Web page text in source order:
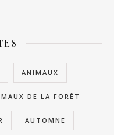
ANIMAUX
DE LA FORÊT
AUTOMNE